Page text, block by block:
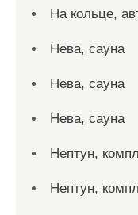
На кольце,
Нева, сауна
Нева, сауна
Нева, сауна
Нептун,
Нептун,